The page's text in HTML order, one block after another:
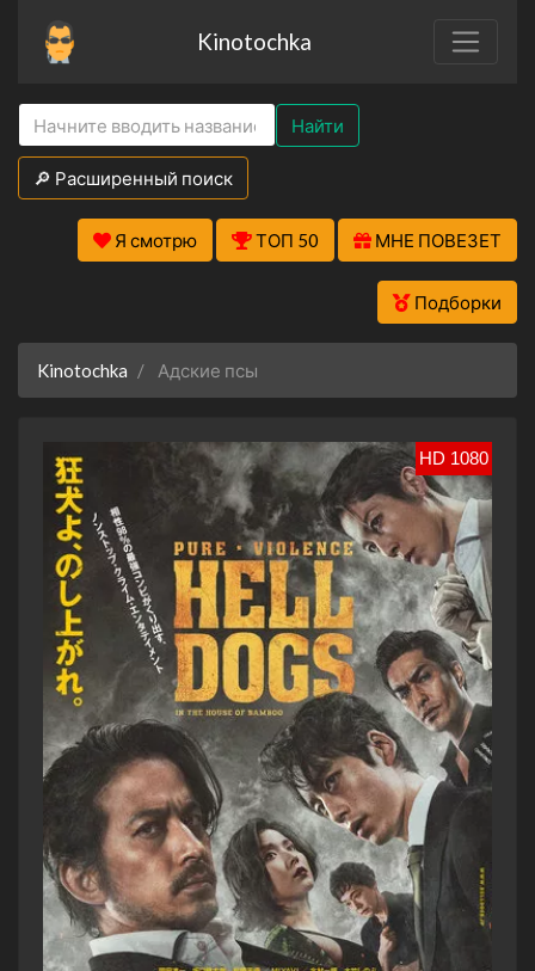
Kinotochka
Найти
🔎 Расширенный поиск
Я смотрю ТОП 50 МНЕ ПОВЕЗЕТ
Подборки
Kinotochka Адские псы
HD 1080